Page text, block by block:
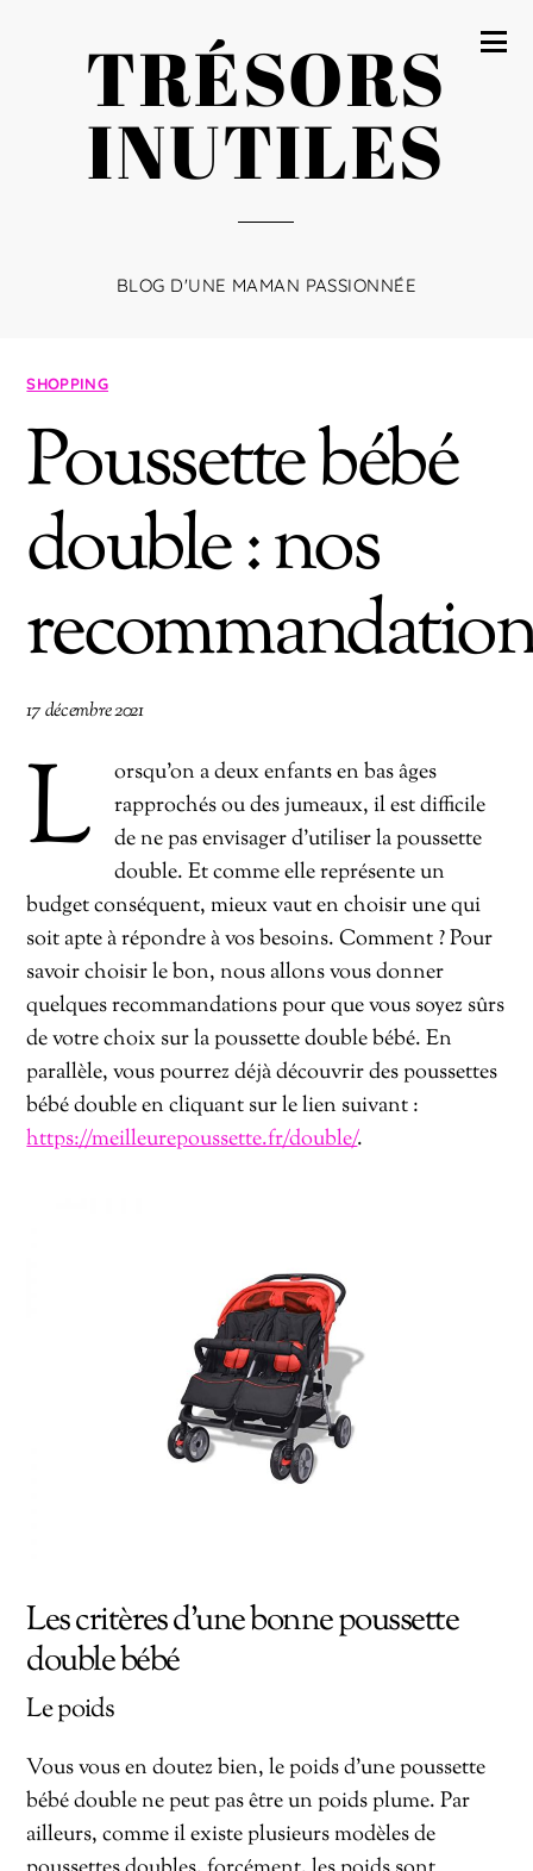
TRÉSORS
INUTILES
BLOG D'UNE MAMAN PASSIONNÉE
SHOPPING
Poussette bébé
double : nos
17 décembre 2021
L
orsqu’on a deux enfants en bas âges
rapprochés ou des jumeaux, il est difficile
de ne pas envisager d’utiliser la poussette
double. Et comme elle représente un
budget conséquent, mieux vaut en choisir une qui
soit apte à répondre à vos besoins. Comment ? Pour
savoir choisir le bon, nous allons vous donner
quelques recommandations pour que vous soyez sûrs
de votre choix sur la poussette double bébé. En
parallèle, vous pourrez déjà découvrir des poussettes
bébé double en cliquant sur le lien suivant :
https://meilleurepoussette.fr/double/.
Les critères d’une bonne poussette
double bébé
Le poids
Vous vous en doutez bien, le poids d’une poussette
bébé double ne peut pas être un poids plume. Par
ailleurs, comme il existe plusieurs modèles de